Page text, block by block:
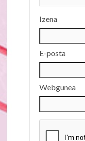
Izena
E-posta
Webgunea